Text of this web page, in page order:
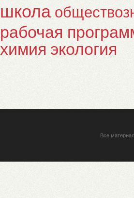
школа
рабочая
химия экология
Все